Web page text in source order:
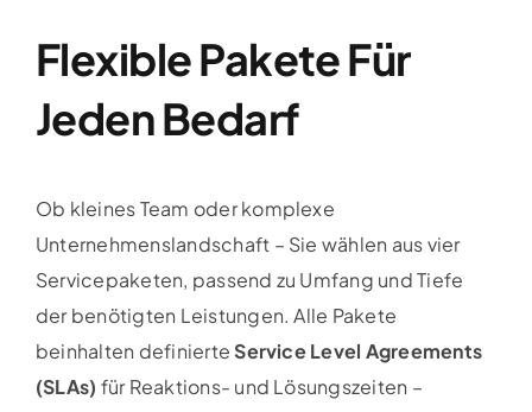
Flexible Pakete Für
Jeden Bedarf
Ob kleines Team oder komplexe
Unternehmenslandschaft – Sie wählen aus vier
Servicepaketen, passend zu Umfang und Tiefe
der benötigten Leistungen. Alle Pakete
beinhalten definierte Service Level Agreements
(SLAs) für Reaktions- und Lösungszeiten –